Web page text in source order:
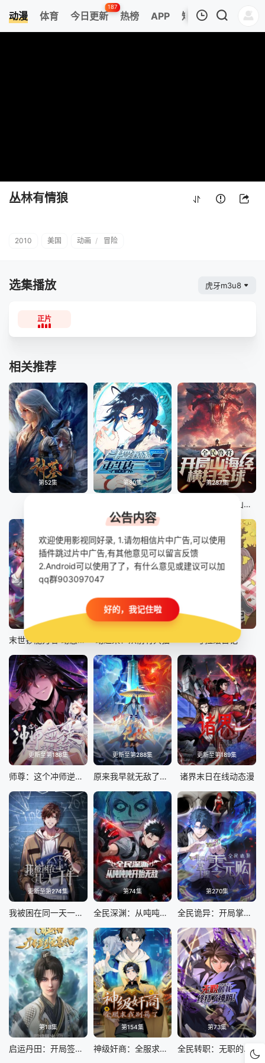
动漫 体育 今日更新
187
热榜 APP 短剧
丛林有情狼
2010 美国 动画 / 冒险
选集播放 虎牙m3u8
正片
相关推荐
第52集 第80集 第287集
全民御兽：开局山海经，我横扫全球
第121集 第43集
考拉绘日记
更新至第188集
师尊：这个冲师逆徒才不是圣子动态漫
更新至第288集
原来我早就无敌了动态漫
更新至第189集
诸界末日在线动态漫
更新至第274集
我被困在同一天一千年动态漫
第74集
全民深渊：从吨吨吨开始无敌
第270集
全民诡异：开局掌握零元购
第18集
启运丹田：开局签到至尊丹田
第154集
神级奸商：全服求我别薅了 动态漫画
第73集
全民转职：无职的我终结了神明！动态漫画
公告内容
欢迎使用影视同好录, 1.请勿相信片中广告,可以使用
插件跳过片中广告,有其他意见可以留言反馈
2.Android可以使用了了，有什么意见或建议可以加
qq群903097047
好的，我记住啦